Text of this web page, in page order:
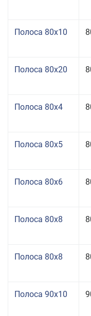
Полоса 80x10
Полоса 80x20
Полоса 80x4
Полоса 80x5
Полоса 80x6
Полоса 80x8
Полоса 80x8
Полоса 90x10